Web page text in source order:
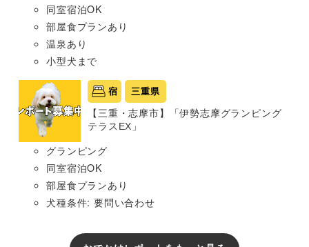
同室宿泊OK
部屋食プランあり
温泉あり
小型犬まで
宿 三重県
【三重・志摩市】「伊勢志摩グランピング
テラスEX」
グランピング
同室宿泊OK
部屋食プランあり
犬種条件: 要問い合わせ